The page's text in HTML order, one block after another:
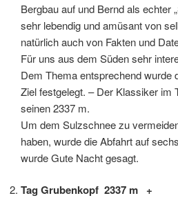
Bergbau auf und Bernd als echter
sehr lebendig und amüsant von
natürlich auch von Fakten und
Für uns aus dem Süden sehr
Dem Thema entsprechend wurde
Ziel festgelegt. – Der Klassiker im
seinen 2337 m.
Um dem Sulzschnee zu
haben, wurde die Abfahrt auf
wurde Gute Nacht gesagt.
Tag Grubenkopf 2337 m +